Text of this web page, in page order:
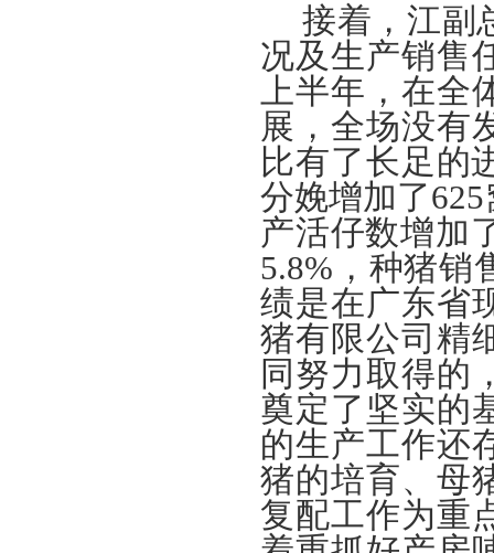
接着，江副
况及生产销售
上半年，在全
展，全场没有
比有了长足的
分娩增加了625
产活仔数增加
5.8% ，种猪销
绩是在广东省
猪有限公司精
同努力取得的
奠定了坚实的
的生产工作还
猪的培育、母
复配工作为重